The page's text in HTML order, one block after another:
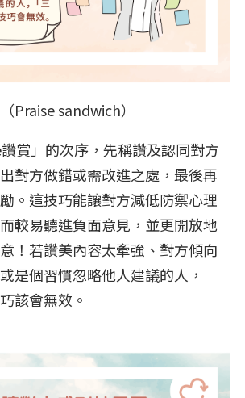
Praise sandwich）
賞」的次序，先稱讚及認同對方
對方做錯或需改進之處，最後再
。這技巧能讓對方減低防禦心理
較易聽進負面意見，並更開放地
！若讚美內容太牽強、對方傾向
是個習慣忽略他人建議的人，
該會無效。